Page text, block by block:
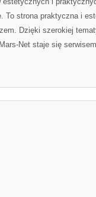
To strona praktyczna i
Dzięki szerokiej
Net staje się